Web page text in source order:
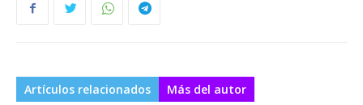
Artículos relacionados Más del autor